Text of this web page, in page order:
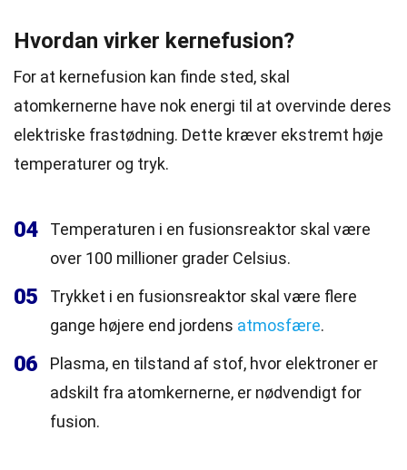
Hvordan virker kernefusion?
For at kernefusion kan finde sted, skal
atomkernerne have nok energi til at overvinde deres
elektriske frastødning. Dette kræver ekstremt høje
temperaturer og tryk.
04
Temperaturen i en fusionsreaktor skal være
over 100 millioner grader Celsius.
05
Trykket i en fusionsreaktor skal være flere
gange højere end jordens atmosfære.
06
Plasma, en tilstand af stof, hvor elektroner er
adskilt fra atomkernerne, er nødvendigt for
fusion.